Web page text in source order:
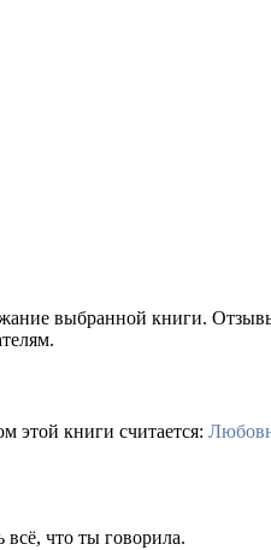
выбранной книги.
этой книги считается:
что ты говорила.